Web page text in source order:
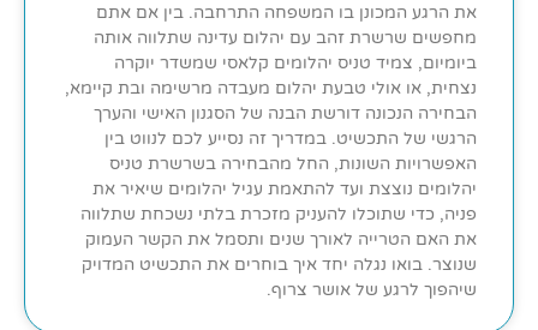
את הרגע המכונן בו המשפחה התרחבה. בין אם אתם
מחפשים שרשרת זהב עם יהלום עדינה שתלווה אותה
ביומיום, צמיד טניס יהלומים קלאסי שמשדר יוקרה
נצחית, או אולי טבעת יהלום מעבדה מרשימה ובת קיימא,
הבחירה הנכונה דורשת הבנה של הסגנון האישי והערך
הרגשי של התכשיט. במדריך זה נסייע לכם לנווט בין
האפשרויות השונות, החל מהבחירה בשרשרת טניס
יהלומים נוצצת ועד להתאמת עגיל יהלומים שיאיר את
פניה, כדי שתוכלו להעניק מזכרת בלתי נשכחת שתלווה
את האם הטרייה לאורך שנים ותסמל את הקשר העמוק
שנוצר. בואו נגלה יחד איך בוחרים את התכשיט המדויק
שיהפוך לרגע של אושר צרוף.